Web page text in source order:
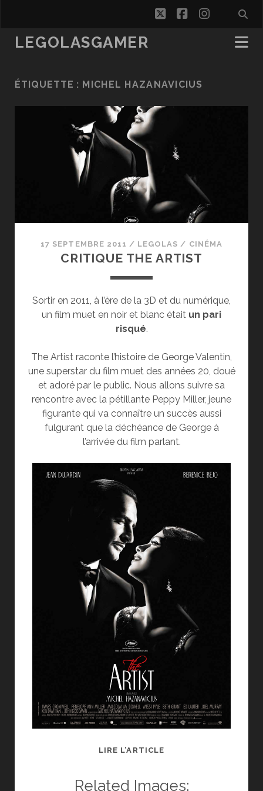
twitterfacebook
LEGOLASGAMER
ÉTIQUETTE : MICHEL HAZANAVICIUS
17 SEPTEMBRE 2011 / LEGOLAS / CINÉMA
CRITIQUE THE ARTIST
Sortir en 2011, à l’ère de la 3D et du numérique,
un film muet en noir et blanc était un pari
risqué.
The Artist raconte l’histoire de George Valentin,
une superstar du film muet des années 20, doué
et adoré par le public. Nous allons suivre sa
rencontre avec la pétillante Peppy Miller, jeune
figurante qui va connaître un succès aussi
fulgurant que la déchéance de George à
l’arrivée du film parlant.
LIRE L’ARTICLECRITIQUE
Related Images: